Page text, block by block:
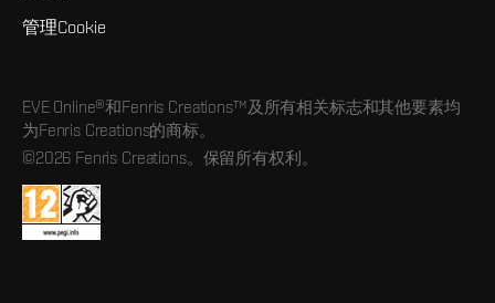
管理Cookie
EVE Online®和Fenris Creations™及所有相关标志和其他要素均
为Fenris Creations的商标。
©2026 Fenris Creations。保留所有权利。